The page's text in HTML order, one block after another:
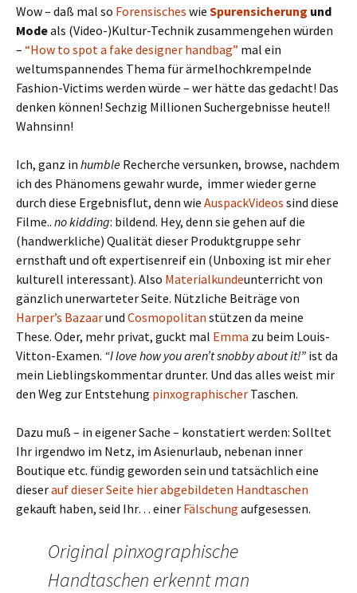
Wow – daß mal so Forensisches wie Spurensicherung und
Modeals (Video-)Kultur-Technik zusammengehen würden
– “How to spot a fake designer handbag” mal ein
weltumspannendes Thema für ärmelhochkrempelnde
Fashion-Victims werden würde – wer hätte das gedacht! Das
denken können! Sechzig Millionen Suchergebnisse heute!!
Wahnsinn!
Ich, ganz in humble Recherche versunken, browse, nachdem
ich des Phänomens gewahr wurde, immer wieder gerne
durch diese Ergebnisflut, denn wie AuspackVideos sind diese
Filme.. no kidding: bildend. Hey, denn sie gehen auf die
(handwerkliche) Qualität dieser Produktgruppe sehr
ernsthaft und oft expertisenreif ein (Unboxing ist mir eher
kulturell interessant). Also Materialkundeunterricht von
gänzlich unerwarteter Seite. Nützliche Beiträge von
Harper’s Bazaarund Cosmopolitan stützen da meine
These. Oder, mehr privat, guckt mal Emma zu beim Louis-
Vitton-Examen. “Ilove how you aren’t snobby about it!” ist da
mein Lieblingskommentar drunter. Und das alles weist mir
den Weg zur Entstehung pinxographischer Taschen.
Dazu muß – in eigener Sache – konstatiert werden: Solltet
Ihr irgendwo im Netz, im Asienurlaub, nebenan inner
Boutique etc. fündig geworden sein und tatsächlich eine
dieserauf dieser Seite hier abgebildeten Handtaschen
gekauft haben, seid Ihr… einer Fälschung aufgesessen.
Original pinxographische
Handtaschen erkennt man